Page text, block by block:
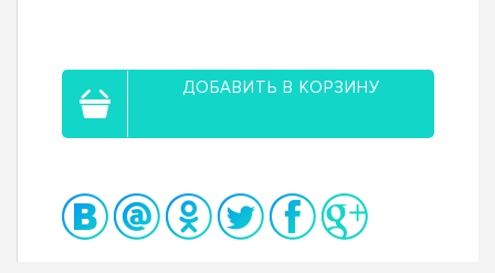
ДОБАВИТЬ В КОРЗИНУ